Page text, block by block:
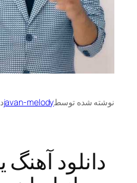
نوشته شده توسطjavan-melodyدر
دانلود آهنگ